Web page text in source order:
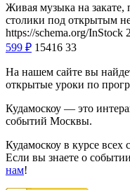
Живая музыка на
столики под открытым
https://schema.org/InStock
599 ₽ 15416 33
На нашем сайте вы
открытые уроки по
Кудамоскоу — это
событий Москвы.
Кудамоскоу в курсе
Если вы знаете о
нам!